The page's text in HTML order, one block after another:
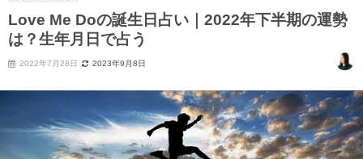
Love Me Doの誕生日占い｜2022年下半期の運勢
は？生年月日で占う
2022年7月28日 2023年9月8日